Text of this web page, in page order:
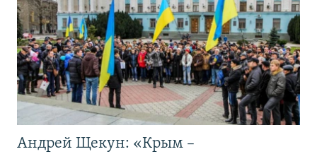
Андрей Щекун: «Крым –